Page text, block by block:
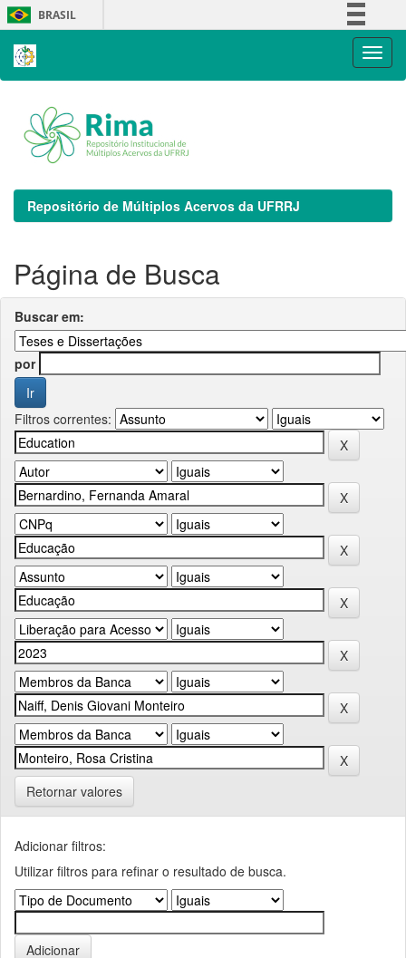
Skip
navigation
BRASIL
Repositório de Múltiplos Acervos da UFRRJ
Página de Busca
Buscar em:
por
Filtros correntes:
Retornar valores
Adicionar filtros:
Utilizar filtros para refinar o resultado de busca.